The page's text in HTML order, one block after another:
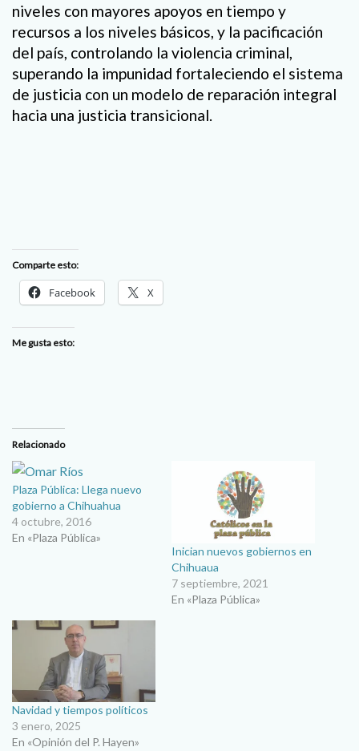
niveles con mayores apoyos en tiempo y
recursos a los niveles básicos, y la pacificación
del país, controlando la violencia criminal,
superando la impunidad fortaleciendo el sistema
de justicia con un modelo de reparación integral
hacia una justicia transicional.
Comparte esto:
Facebook X
Me gusta esto:
Relacionado
Plaza Pública: Llega nuevo
gobierno a Chihuahua
4 octubre, 2016
En «Plaza Pública»
Inician nuevos gobiernos en
Chihuaua
7 septiembre, 2021
En «Plaza Pública»
Navidad y tiempos políticos
3 enero, 2025
En «Opinión del P. Hayen»